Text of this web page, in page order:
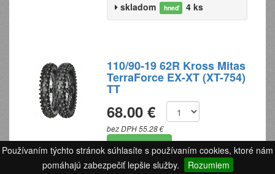
skladom hneď 4 ks
110/90-19 62R Kross Mitas
TerraForce EX-XT (XT-754)
TT
68.00 €
bez DPH 55.28 €
Do košíka
Používaním týchto stránok súhlasíte s používaním cookies, ktoré nám
pomáhajú zabezpečiť lepšie služby.
Rozumiem